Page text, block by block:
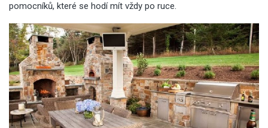
pomocníků, které se hodí mít vždy po ruce.